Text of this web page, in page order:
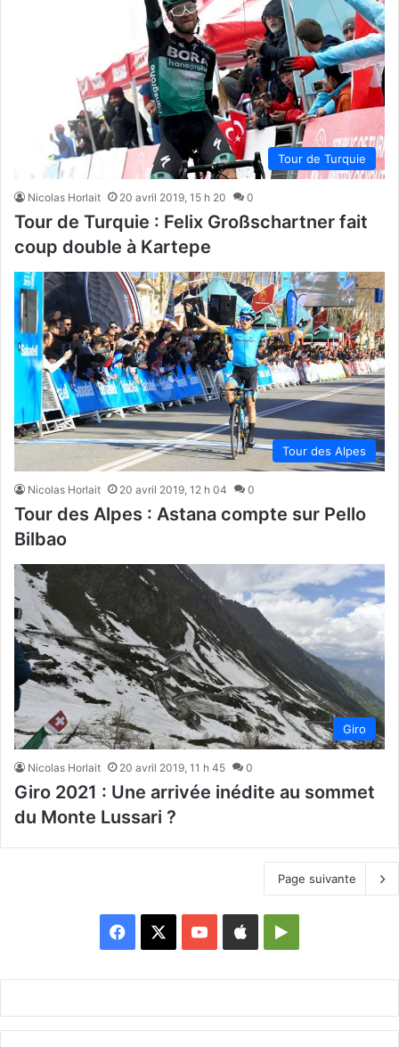
Tour de Turquie
Nicolas Horlait 20 avril 2019, 15 h 20 0
Tour de Turquie : Felix Großschartner fait
coup double à Kartepe
Tour des Alpes
Nicolas Horlait 20 avril 2019, 12 h 04 0
Tour des Alpes : Astana compte sur Pello
Bilbao
Giro
Nicolas Horlait 20 avril 2019, 11 h 45 0
Giro 2021 : Une arrivée inédite au sommet
du Monte Lussari ?
Page suivante
Facebook YouTubeAppleGoogle